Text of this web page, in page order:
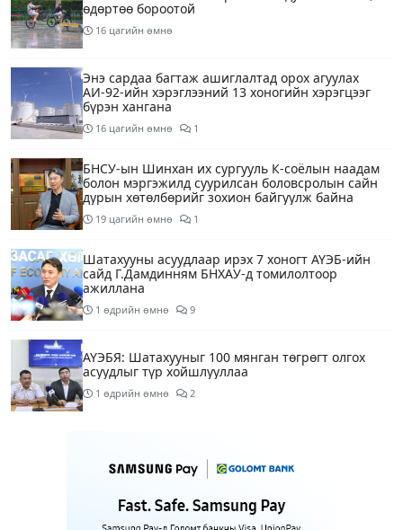
өдөртөө бороотой
16 цагийн өмнө
Энэ сардаа багтаж ашиглалтад орох агуулах
АИ-92-ийн хэрэглээний 13 хоногийн хэрэгцээг
бүрэн хангана
16 цагийн өмнө 1
БНСУ-ын Шинхан их сургууль К-соёлын наадам
болон мэргэжилд суурилсан боловсролын сайн
дурын хөтөлбөрийг зохион байгуулж байна
19 цагийн өмнө 1
Шатахууны асуудлаар ирэх 7 хоногт АҮЭБ-ийн
сайд Г.Дамдинням БНХАУ-д томилолтоор
ажиллана
1 өдрийн өмнө 9
АҮЭБЯ: Шатахууныг 100 мянган төгрөгт олгох
асуудлыг түр хойшлууллаа
1 өдрийн өмнө 2
зохион байгуулж байна